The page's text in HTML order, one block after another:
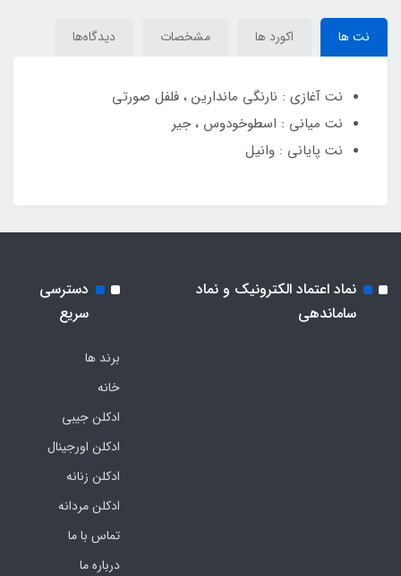
نت ها اکورد ها مشخصات دیدگاه‌ها
نت آغازی : نارنگی ماندارین ، فلفل صورتی
نت میانی : اسطوخودوس ، جیر
نت پایانی : وانیل
نماد اعتماد الکترونیک و نماد
ساماندهی
دسترسی
سریع
برند ها
خانه
ادکلن جیبی
ادکلن اورجینال
ادکلن زنانه
ادکلن مردانه
تماس با ما
درباره ما